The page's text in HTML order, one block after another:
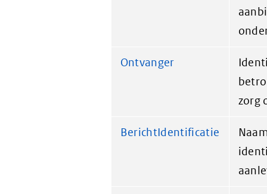
Ontvanger
zorg
BerichtIdentificatie